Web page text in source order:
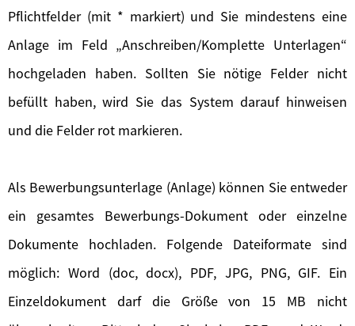
Pflichtfelder (mit * markiert) und Sie mindestens eine
Anlage im Feld „Anschreiben/Komplette Unterlagen“
hochgeladen haben. Sollten Sie nötige Felder nicht
befüllt haben, wird Sie das System darauf hinweisen
und die Felder rot markieren.
Als Bewerbungsunterlage (Anlage) können Sie entweder
ein gesamtes Bewerbungs-Dokument oder einzelne
Dokumente hochladen. Folgende Dateiformate sind
möglich: Word (doc, docx), PDF, JPG, PNG, GIF. Ein
Einzeldokument darf die Größe von 15 MB nicht